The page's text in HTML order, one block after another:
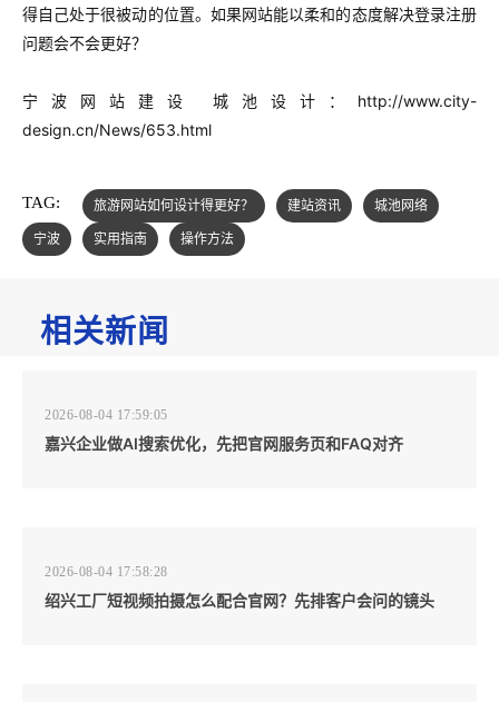
得自己处于很被动的位置。如果网站能以柔和的态度解决登录注册
问题会不会更好？
宁波网站建设 城池设计： http://www.city-
design.cn/News/653.html
TAG: 旅游网站如何设计得更好？ 建站资讯
城池网络
宁波
实用指南 操作方法
相关新闻
2026-08-04 17:59:05
嘉兴企业做AI搜索优化，先把官网服务页和FAQ对齐
2026-08-04 17:58:28
绍兴工厂短视频拍摄怎么配合官网？先排客户会问的镜头